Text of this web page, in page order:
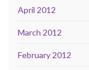
April 2012
March 2012
February 2012